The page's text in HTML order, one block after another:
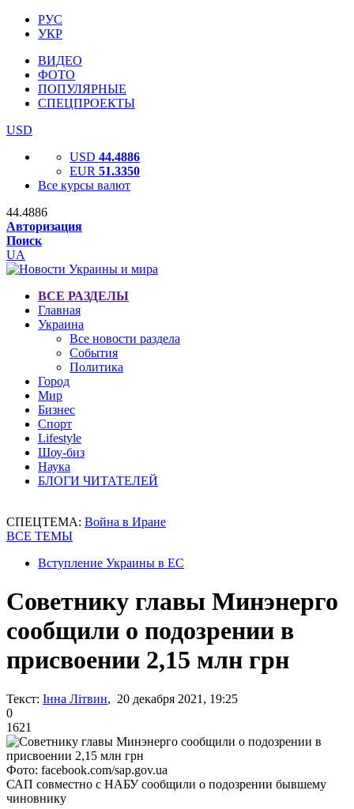
РУС
УКР
ВИДЕО
ФОТО
ПОПУЛЯРНЫЕ
СПЕЦПРОЕКТЫ
USD
USD 44.4886
EUR 51.3350
Все курсы валют
44.4886
Авторизация
Поиск
UA
ВСЕ РАЗДЕЛЫ
Главная
Украина
Все новости раздела
События
Политика
Город
Мир
Бизнес
Спорт
Lifestyle
Шоу-биз
Наука
БЛОГИ ЧИТАТЕЛЕЙ
СПЕЦТЕМА: Война в Иране
ВСЕ ТЕМЫ
Вступление Украины в ЕС
Советнику главы Минэнерго
сообщили о подозрении в
присвоении 2,15 млн грн
Текст: Інна Літвин, 20 декабря 2021, 19:25
0
1621
Фото: facebook.com/sap.gov.ua
САП совместно с НАБУ сообщили о подозрении бывшему
чиновнику